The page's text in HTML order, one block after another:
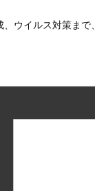
、ウイルス対策ま